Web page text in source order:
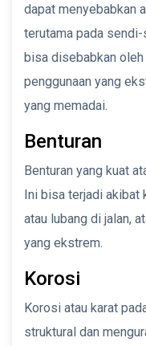
dapat menyebabkan
terutama pada
bisa disebabkan
penggunaan yang
yang memadai.
Benturan
Benturan yang kuat
Ini bisa terjadi akibat
atau lubang di jalan,
yang ekstrem.
Korosi
Korosi atau karat
struktural dan